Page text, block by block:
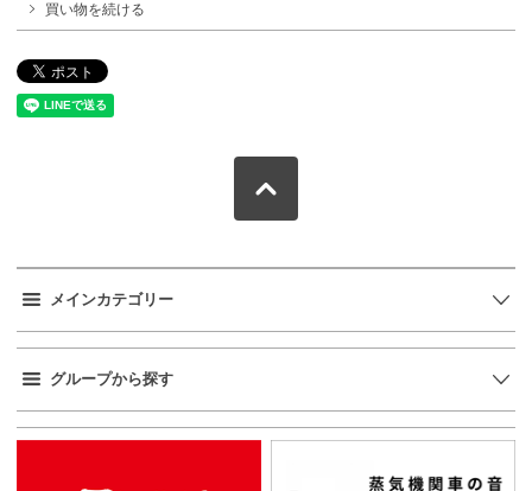
買い物を続ける
メインカテゴリー
グループから探す